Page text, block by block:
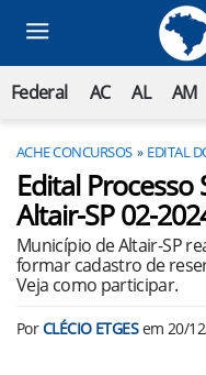
Federal AC AL AM
ACHE CONCURSOS EDITAL
Edital
Altair-SP 02-
Município de Altair-SP
formar cadastro de
Veja como participar.
PorCLÉCIO ETGESem 20/